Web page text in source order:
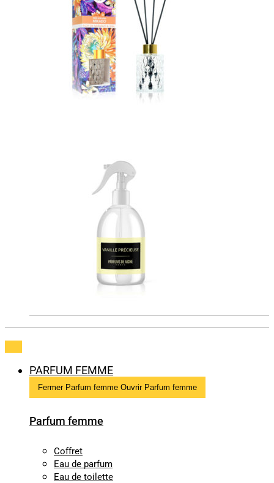
PARFUM FEMME
Fermer Parfum femme Ouvrir Parfum femme
Parfum femme
Coffret
Eau de parfum
Eau de toilette